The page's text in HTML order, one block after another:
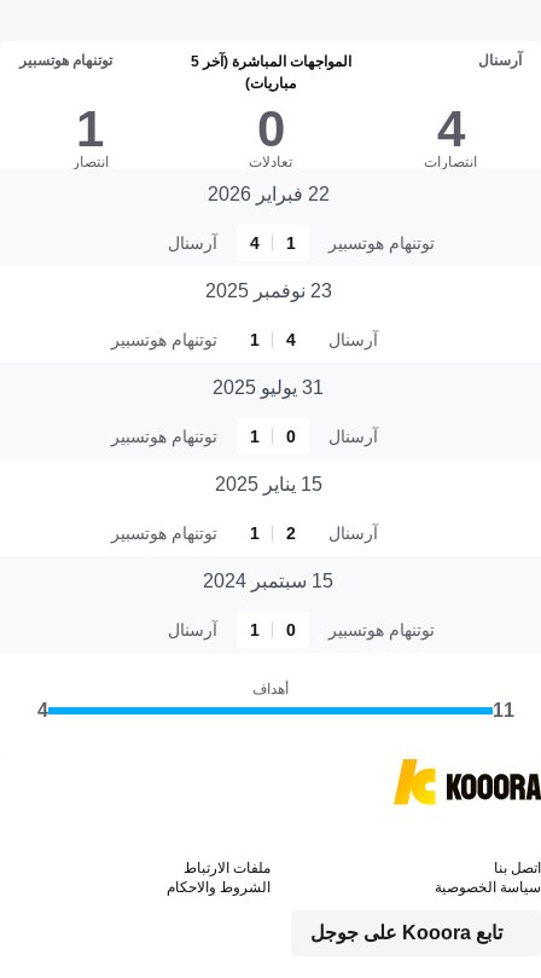
آرسنال
المواجهات المباشرة (آخر 5
مباريات)
توتنهام هوتسبير
4
انتصارات
0
تعادلات
1
انتصار
22 فبراير 2026
توتنهام هوتسبير 1
4 آرسنال
23 نوفمبر 2025
آرسنال 4
1 توتنهام هوتسبير
31 يوليو 2025
آرسنال 0
1 توتنهام هوتسبير
15 يناير 2025
آرسنال 2
1 توتنهام هوتسبير
15 سبتمبر 2024
توتنهام هوتسبير 0
1 آرسنال
أهداف
11
4
تابع Kooora على جوجل
اتصل بنا
ملفات الارتباط
سياسة الخصوصية
الشروط والاحكام